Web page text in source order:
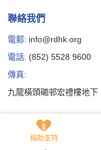
捐助支持
聯絡我們
電郵: info@rdhk.org
電話: (852) 5528 9600
傳真:
九龍橫頭磡邨宏禮樓地下
Copyright © 香港罕見疾
私隱政策聲明